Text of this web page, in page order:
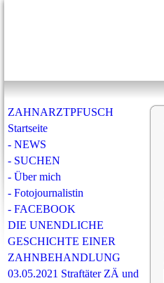
ZAHNARZTPFUSCH
Startseite
- NEWS
- SUCHEN
- Über mich
- Fotojournalistin
- FACEBOOK
DIE UNENDLICHE
GESCHICHTE EINER
ZAHNBEHANDLUNG
03.05.2021 Straftäter ZÄ und